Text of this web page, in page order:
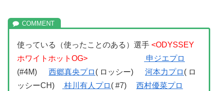
使っている（使ったことのある）選手 <ODYSSEY
ホワイトホットOG>
申ジエプロ
(#4M) 西郷真央プロ ( ロッシー) 河本力プロ ( ロ
ッシーCH)
桂川有人プロ ( #7) 西村優菜プロ